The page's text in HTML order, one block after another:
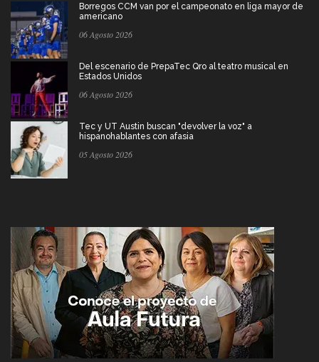
Borregos CCM van por el campeonato en liga mayor de
americano
06 Agosto 2026
Del escenario de PrepaTec Qro al teatro musical en
Estados Unidos
06 Agosto 2026
Tec y UT Austin buscan "devolver la voz" a
hispanohablantes con afasia
05 Agosto 2026